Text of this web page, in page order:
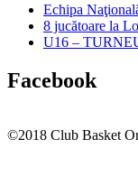
Echipa
8 jucătoare la
U16 –
Facebook
©2018 Club Basket